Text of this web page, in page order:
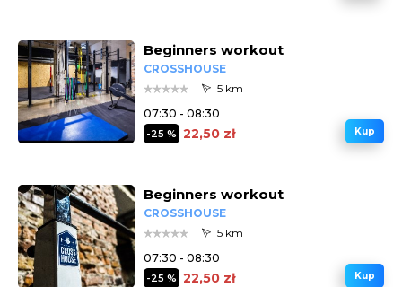
Beginners workout
CROSSHOUSE
5 km
07:30 - 08:30
-25 % 22,50 zł Kup
Beginners workout
CROSSHOUSE
5 km
07:30 - 08:30
-25 % 22,50 zł Kup